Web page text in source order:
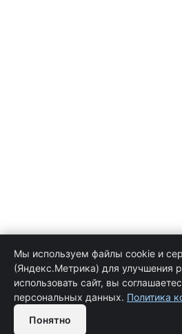
Мы используем файлы cookie и
(Яндекс.Метрика) для улучшения
использовать сайт, вы
персональных данных. Политика
Понятно
Обратная связь